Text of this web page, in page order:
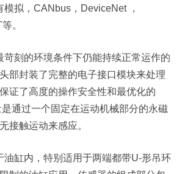
模拟，CANbus，DeviceNet ，
。
苛刻的环境条件下仍能持续正常运作的
部封装了完整的电子接口模块来处理
证了高度的操作安全性和最优化的
通过一个固定在运动机械部分的永磁
接触运动来感应。
油缸内，特别适用于两端都带U-形吊环